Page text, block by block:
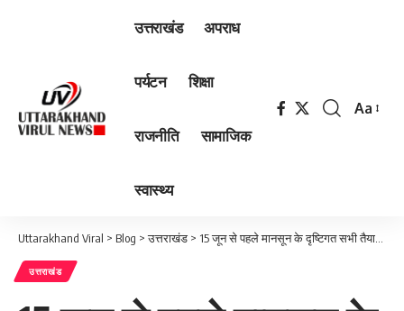
उत्तराखंड अपराध
पर्यटन शिक्षा
राजनीति सामाजिक
स्वास्थ्य
Font
Aa
Uttarakhand Viral > Blog >उत्तराखंड > 15 जून से पहले मानसून के दृष्टिगत सभी तैयारियां पूर्ण की जाए – मुख्यमंत्री धामी
उत्तराखंड